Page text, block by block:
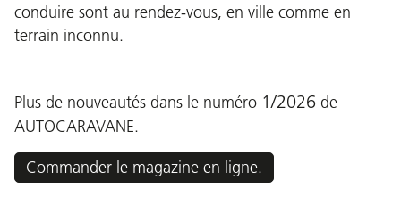
conduire sont au rendez-vous, en ville comme en
terrain inconnu.
Plus de nouveautés dans le numéro 1/2026 de
AUTOCARAVANE.
Commander le magazine en ligne.